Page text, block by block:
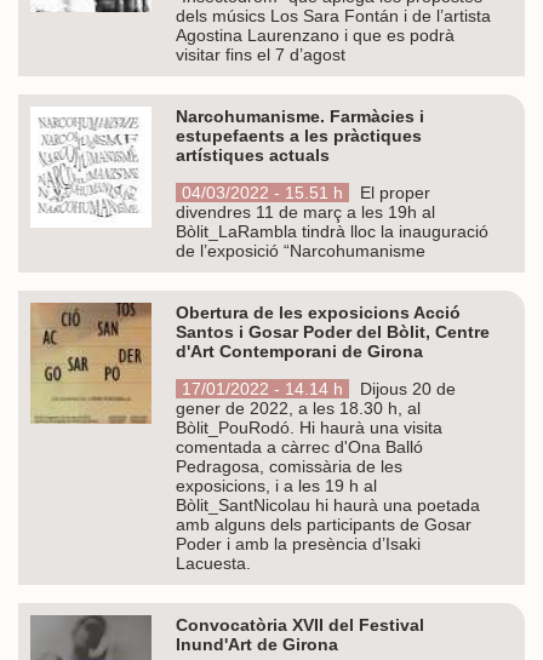
dels músics Los Sara Fontán i de l’artista
Agostina Laurenzano i que es podrà
visitar fins el 7 d’agost
Narcohumanisme. Farmàcies i
estupefaents a les pràctiques
artístiques actuals
04/03/2022 - 15.51 h
El proper
divendres 11 de març a les 19h al
Bòlit_LaRambla tindrà lloc la inauguració
de l’exposició “Narcohumanisme
Obertura de les exposicions Acció
Santos i Gosar Poder del Bòlit, Centre
d'Art Contemporani de Girona
17/01/2022 - 14.14 h
Dijous 20 de
gener de 2022, a les 18.30 h, al
Bòlit_PouRodó. Hi haurà una visita
comentada a càrrec d'Ona Balló
Pedragosa, comissària de les
exposicions, i a les 19 h al
Bòlit_SantNicolau hi haurà una poetada
amb alguns dels participants de Gosar
Poder i amb la presència d’Isaki
Lacuesta.
Convocatòria XVII del Festival
Inund'Art de Girona